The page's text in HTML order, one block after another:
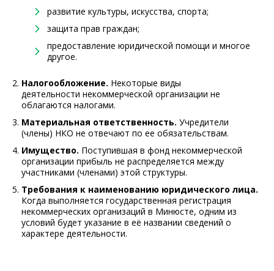
развитие культуры, искусства, спорта;
защита прав граждан;
предоставление юридической помощи и многое
другое.
Налогообложение. Некоторые виды
деятельности некоммерческой организации не
облагаются налогами.
Материальная ответственность. Учредители
(члены) НКО не отвечают по ее обязательствам.
Имущество. Поступившая в фонд некоммерческой
организации прибыль не распределяется между
участниками (членами) этой структуры.
Требования к наименованию юридического лица.
Когда выполняется государственная регистрация
некоммерческих организаций в Минюсте, одним из
условий будет указание в её названии сведений о
характере деятельности.